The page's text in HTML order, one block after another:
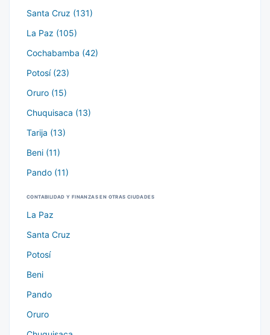
Santa Cruz (131)
La Paz (105)
Cochabamba (42)
Potosí (23)
Oruro (15)
Chuquisaca (13)
Tarija (13)
Beni (11)
Pando (11)
CONTABILIDAD Y FINANZAS EN OTRAS CIUDADES
La Paz
Santa Cruz
Potosí
Beni
Pando
Oruro